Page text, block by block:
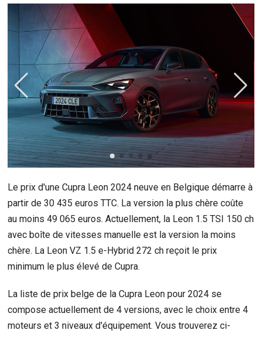
Le prix d'une Cupra Leon 2024 neuve en Belgique démarre à
partir de 30 435 euros TTC. La version la plus chère coûte
au moins 49 065 euros. Actuellement, la Leon 1.5 TSI 150 ch
avec boîte de vitesses manuelle est la version la moins
chère. La Leon VZ 1.5 e-Hybrid 272 ch reçoit le prix
minimum le plus élevé de Cupra.
La liste de prix belge de la Cupra Leon pour 2024 se
compose actuellement de 4 versions, avec le choix entre 4
moteurs et 3 niveaux d'équipement. Vous trouverez ci-